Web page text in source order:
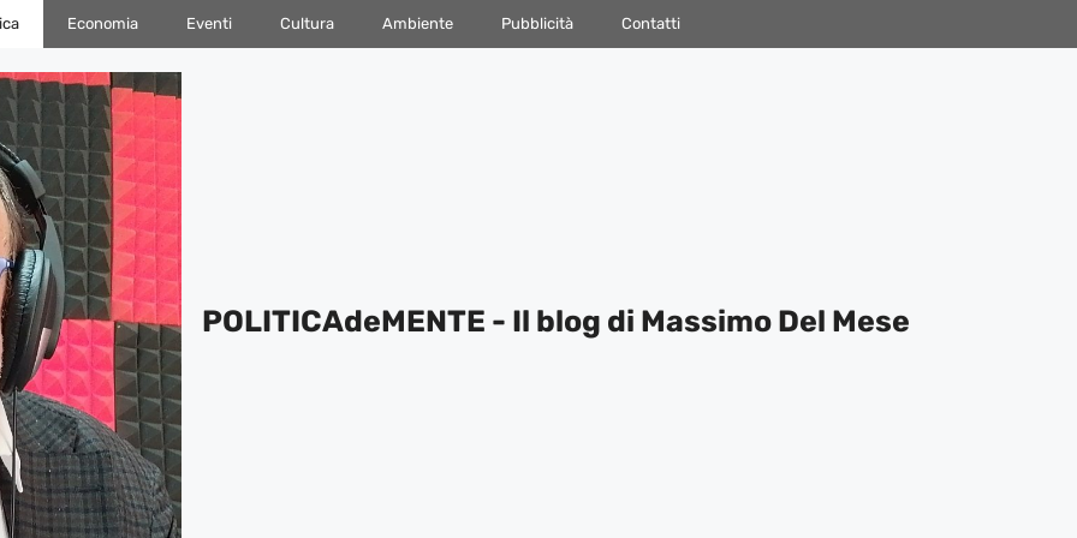
Economia Eventi Cultura Ambiente Pubblicità Contatti
POLITICAdeMENTE - Il blog di Massimo Del Mese